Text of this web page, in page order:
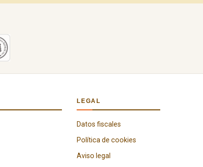
LEGAL
Datos fiscales
Política de cookies
Aviso legal